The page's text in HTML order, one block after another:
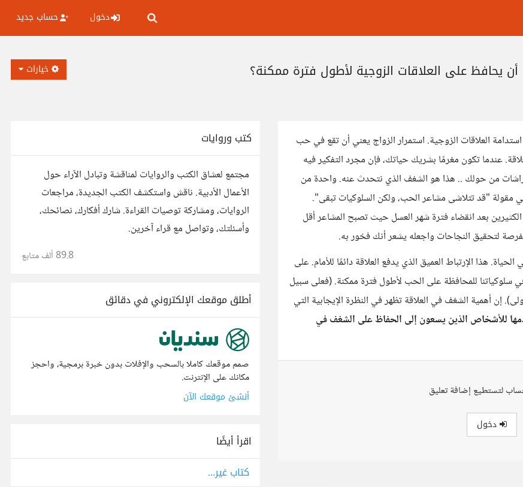
دخول حساب جديد
يحافظ على العلاقات الزوجية لأطول فترة ممكنة؟ خيارات
العلاقات الزوجية. استمرار الزواج يعني أن تقع في حب
عندما تكون مغرمًا بشريك حياتك، فإن مجرد التفكير فيه
من حولك .. هذا هو الشغف الذي نتحدث عنه. واحدة من
مقولة "قد تتلاشى مشاعر الحب، ولكن السلوكيات تبقى".
بعد انقضاء فترة شهر العسل حيث تصبح المشاعر أقل
لتحقيق النجاحات واجعله يشعر أنك فخور به.
هذا الإرتباط العميق الذي يدفع العلاقة دائمًا للأمام. على
في سلوكياتنا للمحافظة على الحب لأطول فترة ممكنة. (فعلى سبيل
إن أهمية الشغف في العلاقة تظهر في النظرة الإيجابية التي
للأشخاص الذين يسعون إلى الحفاظ على الشغف في
لتستطيع إضافة تعليق
دخول
كتب وروايات
مجتمع لعشاق الكتب والروايات لمناقشة وتبادل الآراء حول
الأعمال الأدبية. ناقش واستكشف الكتب الجديدة، مراجعات
الروايات، ومشاركة توصيات القراءة. شارك أفكارك، نصائحك،
وأسئلتك، وتواصل مع قراء آخرين.
89.8 ألف متابع
أطلق موقعك الإلكتروني في دقائق
صمم موقعك كاملا بالسحب والإفلات بدون خبرة برمجية، واحجز
مكانك على الإنترنت.
أنشئ موقعك الآن
اقرأ أيضًا
كتاب غير...